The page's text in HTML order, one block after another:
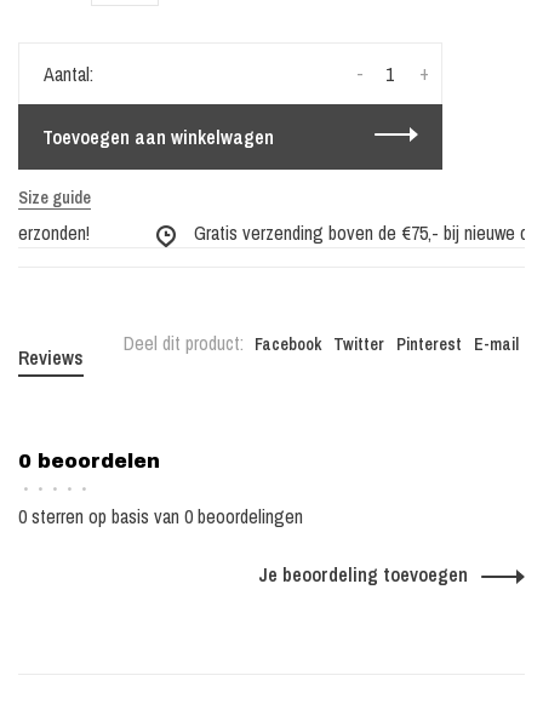
Aantal: +
-
Toevoegen aan winkelwagen
Size guide
Gratis verzending boven de €75,- bij nieuwe
Deel dit product: Facebook Twitter Pinterest E-mail
Reviews
0 beoordelen
• • • • •
0 sterren op basis van 0 beoordelingen
Je beoordeling toevoegen